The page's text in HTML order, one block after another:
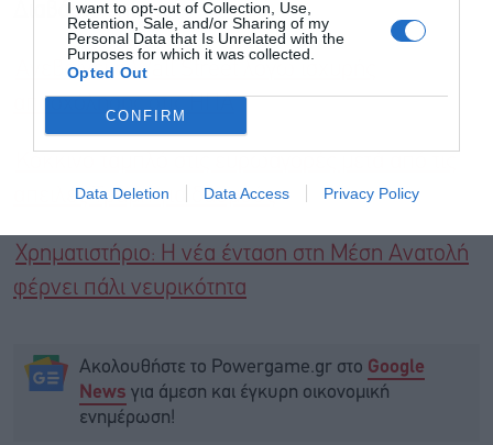
I want to opt-out of Collection, Use,
Retention, Sale, and/or Sharing of my
Personal Data that Is Unrelated with the
Purposes for which it was collected.
Opted Out
CONFIRM
Data Deletion Data Access Privacy Policy
Διαβάστε επίσης
Ανεβαίνει η Wall Street λόγω ισχυρής
απασχόλησης στις ΗΠΑ
απειλές Τραμπ για δασμούς
Χρηματιστήριο: Η νέα ένταση στη Μέση Ανατολή
φέρνει πάλι νευρικότητα
Ακολουθήστε το Powergame.gr στο Google
News για άμεση και έγκυρη οικονομική
ενημέρωση!